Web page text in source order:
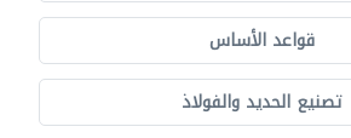
قواعد الأساس
تصنيع الحديد والفولاذ